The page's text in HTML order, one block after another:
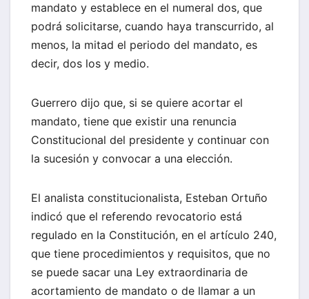
mandato y establece en el numeral dos, que
podrá solicitarse, cuando haya transcurrido, al
menos, la mitad el periodo del mandato, es
decir, dos los y medio.
Guerrero dijo que, si se quiere acortar el
mandato, tiene que existir una renuncia
Constitucional del presidente y continuar con
la sucesión y convocar a una elección.
El analista constitucionalista, Esteban Ortuño
indicó que el referendo revocatorio está
regulado en la Constitución, en el artículo 240,
que tiene procedimientos y requisitos, que no
se puede sacar una Ley extraordinaria de
acortamiento de mandato o de llamar a un